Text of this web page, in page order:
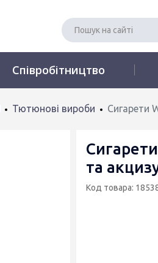
Співробітництво
Тютюнові вироби Сигарети
та
Код товара: